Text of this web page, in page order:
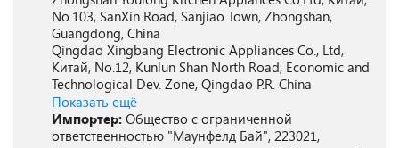
No.103, SanXin Road, Sanjiao Town, Zhongshan,
Guangdong, China
Qingdao Xingbang Electronic Appliances Co., Ltd,
Китай, No.12, Kunlun Shan North Road, Economic and
Technological Dev. Zone, Qingdao P.R. China
Показать ещё
Импортер: Общество с ограниченной
ответственностью "Маунфелд Бай", 223021,